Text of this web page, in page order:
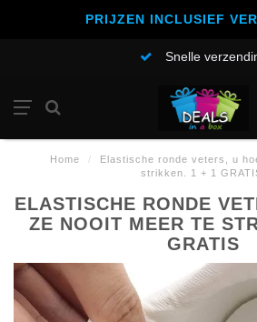
PRIJZEN INCLUSIEF
Snelle
Home /
Elastische ronde veters, u
strikken. 1 + 1
ELASTISCHE RONDE
ZE NOOIT MEER TE
GRATIS